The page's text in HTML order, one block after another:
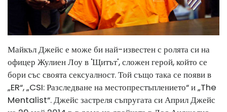
Майкъл Джейс е може би най-известен с ролята си на
офицер Жулиен Лоу в 'Щитът', сложен герой, който се
бори със своята сексуалност. Той също така се появи в
„ER“, „CSI: Разследване на местопрестъплението“ и „The
Mentalist“. Джейс застреля съпругата си Април Джейс